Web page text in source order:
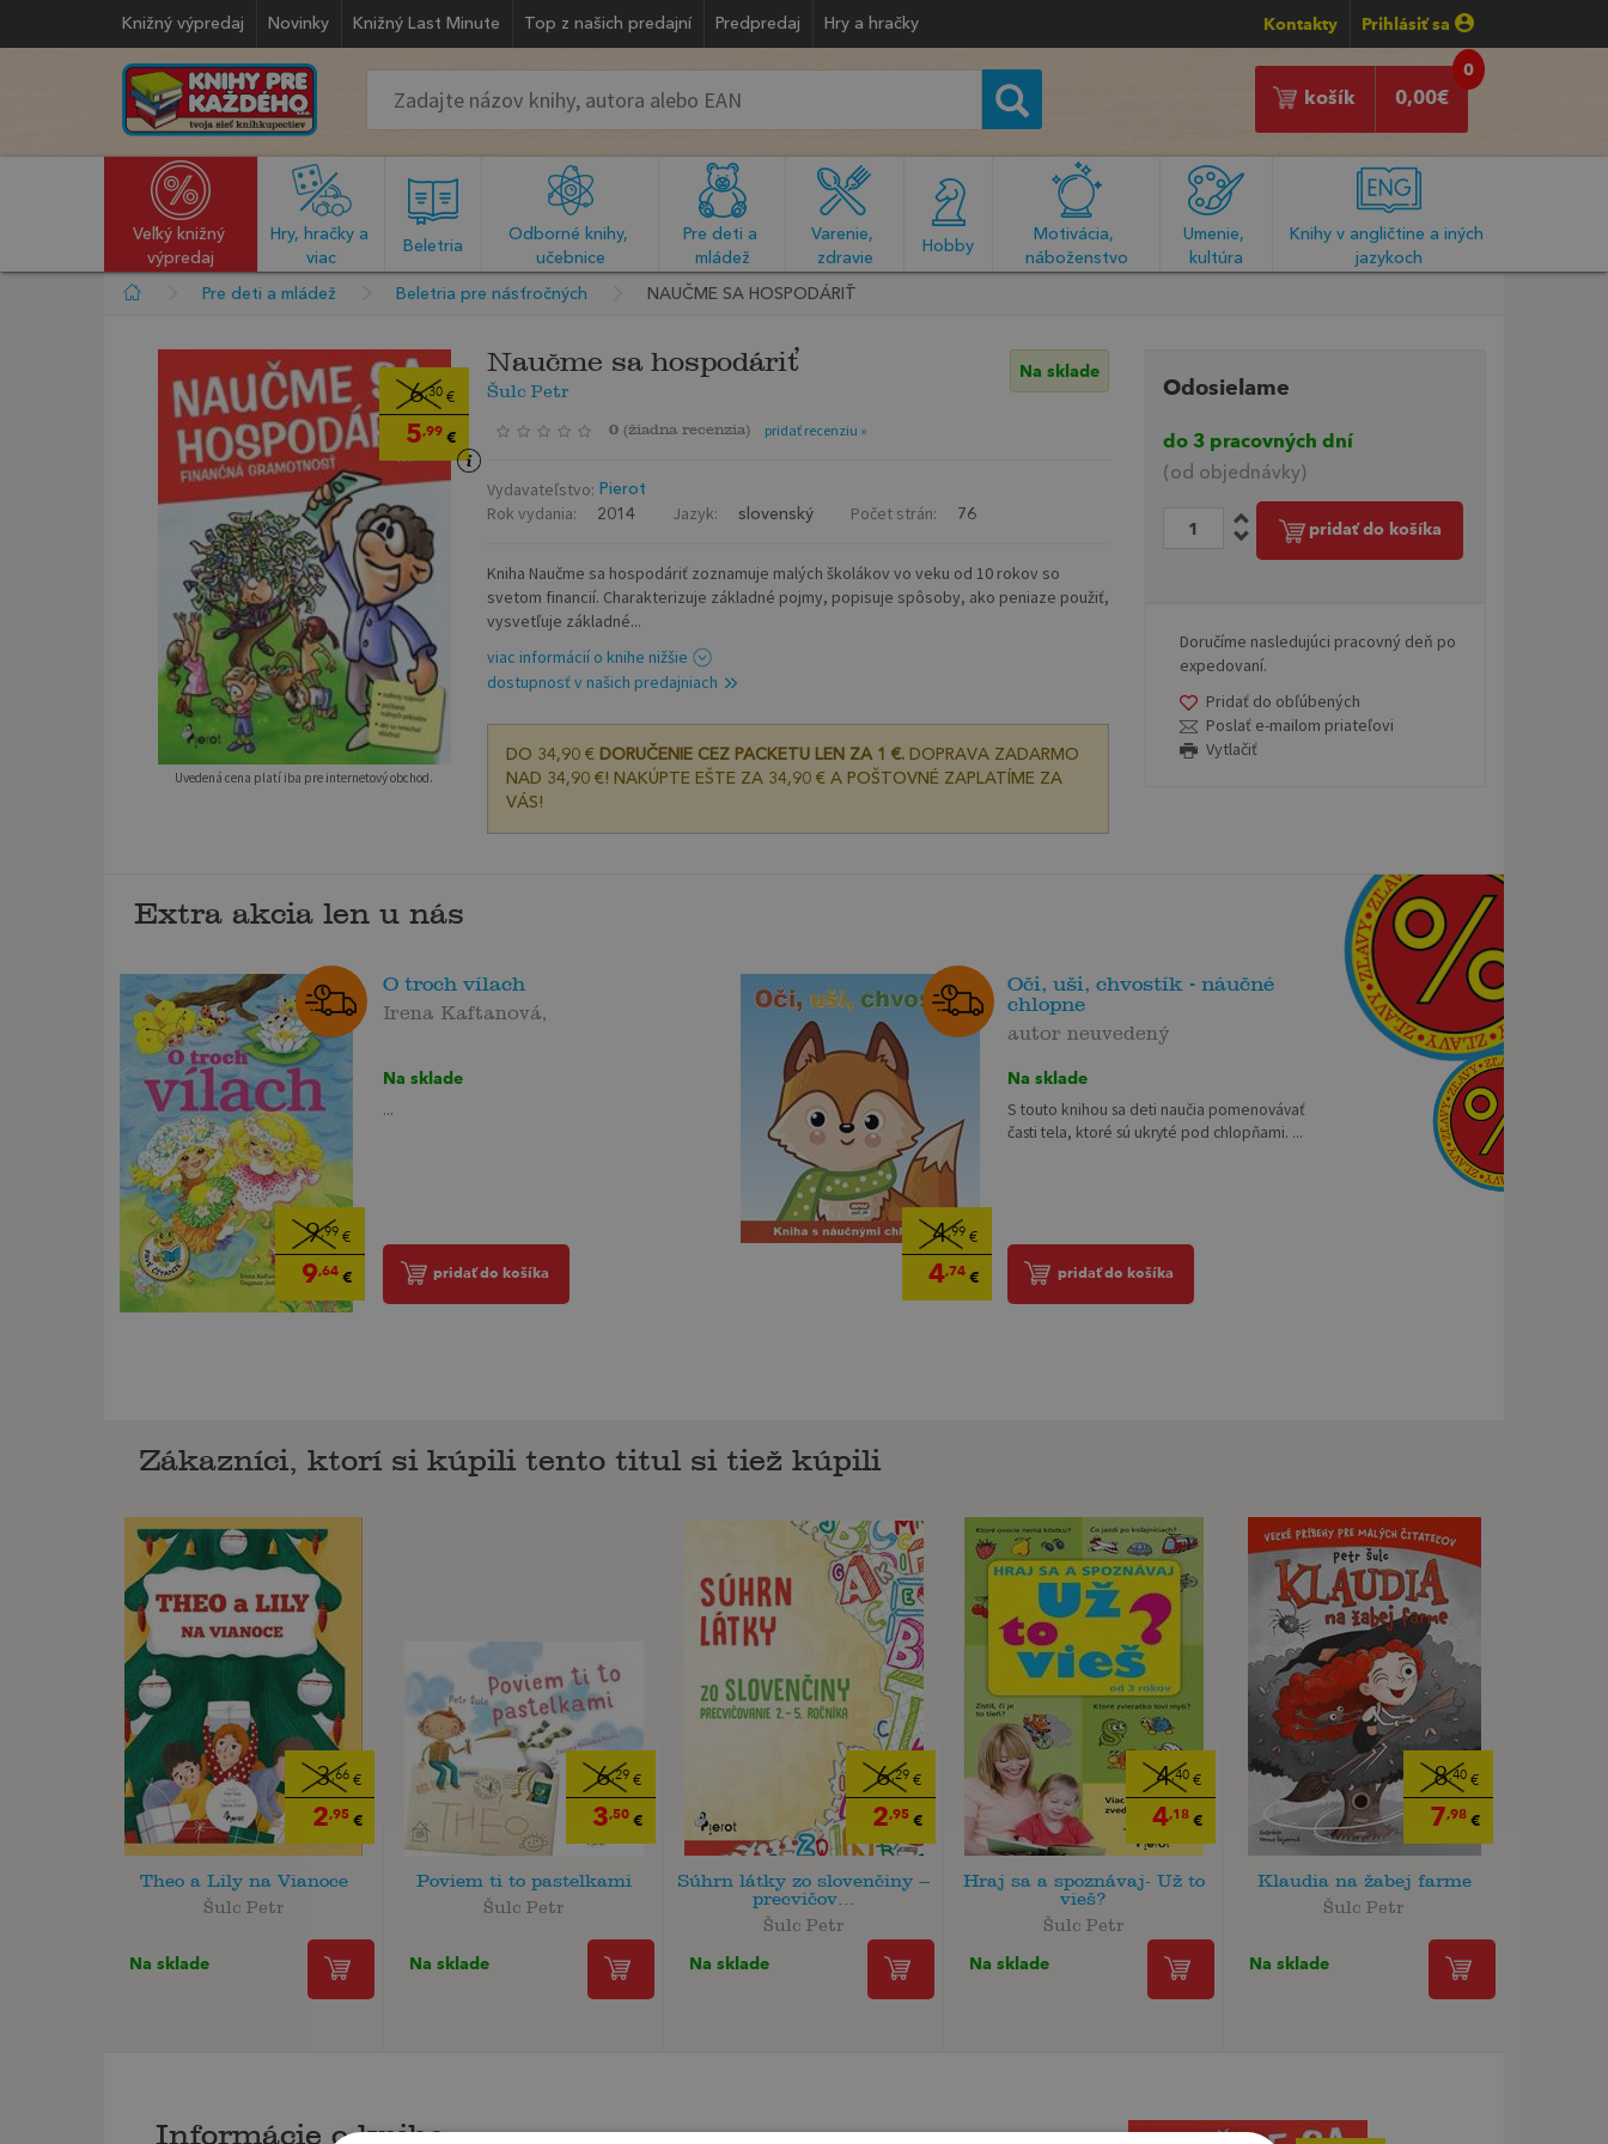
Knižný výpredaj Novinky Knižný Last Minute Top z našich predajní Predpredaj Hry a hračky Kontakty Prihlásiť sa
0
0,00€
košík
Veľký knižný
výpredaj
Hry, hračky a
viac
Beletria
Odborné knihy,
učebnice
Pre deti a
mládež
Varenie,
zdravie
Hobby
Motivácia,
náboženstvo
Umenie,
kultúra
Knihy v angličtine a iných
jazykoch
Pre deti a mládež Beletria pre násťročných NAUČME SA HOSPODÁRIŤ
6,30 €
5,99 €
Uvedená cena platí iba pre internetový obchod.
Naučme sa hospodáriť
Šulc Petr
Na sklade
0 (žiadna recenzia) pridať recenziu »
Vydavateľstvo: Pierot
Rok vydania: 2014 Jazyk: slovenský Počet strán: 76
Kniha Naučme sa hospodáriť zoznamuje malých školákov vo veku od 10 rokov so
svetom financií. Charakterizuje základné pojmy, popisuje spôsoby, ako peniaze použiť,
vysvetľuje základné...
viac informácií o knihe nižšie
dostupnosť v našich predajniach
DO 34,90 € DORUČENIE CEZ PACKETU LEN ZA 1 €.DOPRAVA ZADARMO
NAD 34,90 €! NAKÚPTE EŠTE ZA 34,90 € A POŠTOVNÉ ZAPLATÍME ZA
VÁS!
Odosielame
do 3 pracovných dní
(od objednávky)
pridať do košíka
Doručíme nasledujúci pracovný deň po
expedovaní.
Pridať do obľúbených
Poslať e-mailom priateľovi
Vytlačiť
Extra akcia len u nás
9,99 €
9,64 €
O troch vílach
Irena Kaftanová,
Na sklade
...
pridať do košíka
4,99 €
4,74 €
Oči, uši, chvostík - náučné
chlopne
autor neuvedený
Na sklade
S touto knihou sa deti naučia pomenovávať
časti tela, ktoré sú ukryté pod chlopňami. ...
pridať do košíka
Zákazníci, ktorí si kúpili tento titul si tiež kúpili
3,66€
2,95€
Theo a Lily na Vianoce
Šulc Petr
Na sklade
6,29 €
3,50 €
Poviem ti to pastelkami
Šulc Petr
Na sklade
6,29 €
2,95 €
Súhrn látky zo slovenčiny –
precvičov...
Šulc Petr
Na sklade
4,40 €
4,18 €
Hraj sa a spoznávaj- Už to
vieš?
Šulc Petr
Na sklade
8,40 €
7,98 €
Klaudia na žabej farme
Šulc Petr
Na sklade
Informácie o knihe